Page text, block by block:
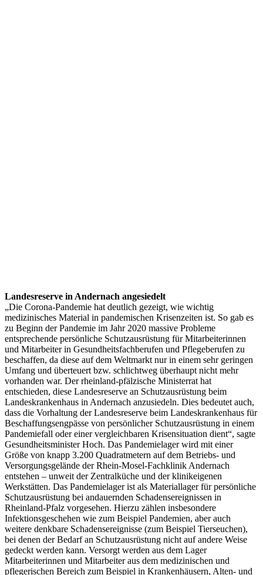
Landesreserve in Andernach angesiedelt
„Die Corona-Pandemie hat deutlich gezeigt, wie wichtig
medizinisches Material in pandemischen Krisenzeiten ist. So gab es
zu Beginn der Pandemie im Jahr 2020 massive Probleme
entsprechende persönliche Schutzausrüstung für Mitarbeiterinnen
und Mitarbeiter in Gesundheitsfachberufen und Pflegeberufen zu
beschaffen, da diese auf dem Weltmarkt nur in einem sehr geringen
Umfang und überteuert bzw. schlichtweg überhaupt nicht mehr
vorhanden war. Der rheinland-pfälzische Ministerrat hat
entschieden, diese Landesreserve an Schutzausrüstung beim
Landeskrankenhaus in Andernach anzusiedeln. Dies bedeutet auch,
dass die Vorhaltung der Landesreserve beim Landeskrankenhaus für
Beschaffungsengpässe von persönlicher Schutzausrüstung in einem
Pandemiefall oder einer vergleichbaren Krisensituation dient“, sagte
Gesundheitsminister Hoch. Das Pandemielager wird mit einer
Größe von knapp 3.200 Quadratmetern auf dem Betriebs- und
Versorgungsgelände der Rhein-Mosel-Fachklinik Andernach
entstehen – unweit der Zentralküche und der klinikeigenen
Werkstätten. Das Pandemielager ist als Materiallager für persönliche
Schutzausrüstung bei andauernden Schadensereignissen in
Rheinland-Pfalz vorgesehen. Hierzu zählen insbesondere
Infektionsgeschehen wie zum Beispiel Pandemien, aber auch
weitere denkbare Schadensereignisse (zum Beispiel Tierseuchen),
bei denen der Bedarf an Schutzausrüstung nicht auf andere Weise
gedeckt werden kann. Versorgt werden aus dem Lager
Mitarbeiterinnen und Mitarbeiter aus dem medizinischen und
pflegerischen Bereich zum Beispiel in Krankenhäusern, Alten- und